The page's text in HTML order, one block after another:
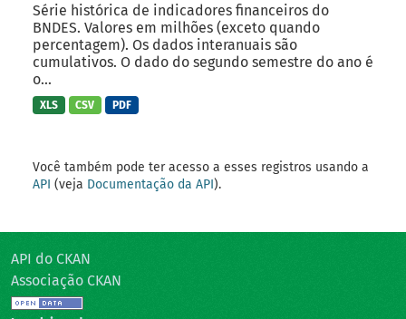
Série histórica de indicadores financeiros do
BNDES. Valores em milhões (exceto quando
percentagem). Os dados interanuais são
cumulativos. O dado do segundo semestre do ano é
o...
XLS CSV PDF
Você também pode ter acesso a esses registros usando a
API (veja Documentação da API).
API do CKAN
Associação CKAN